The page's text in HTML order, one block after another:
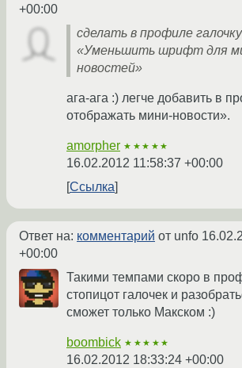
+00:00
сделать в профиле галочку
«Уменьшить шрифт для
новостей»
ага-ага :) легче добавить в
отображать мини-новости».
amorpher ★★★★★
16.02.2012 11:58:37 +00:00
Ссылка
Ответ на: комментарий от unfo
+00:00
Такими темпами скоро в
стопицот галочек и
сможет только Макском :)
boombick ★★★★★
16.02.2012 18:33:24 +00:00